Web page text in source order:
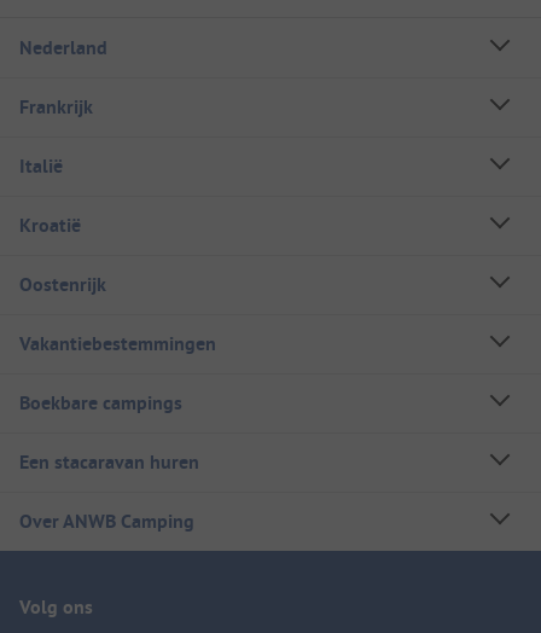
Nederland
Frankrijk
Italië
Kroatië
Oostenrijk
Vakantiebestemmingen
Boekbare campings
Een stacaravan huren
Over ANWB Camping
Volg ons